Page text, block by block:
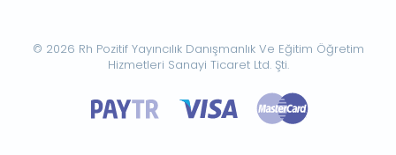
© 2026 Rh Pozitif Yayıncılık Danışmanlık Ve Eğitim Öğretim
Hizmetleri Sanayi Ticaret Ltd. Şti.